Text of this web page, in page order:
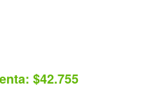
$42.755